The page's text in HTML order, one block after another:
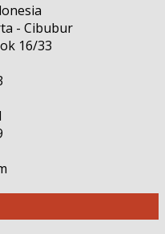
- Cibubur
16/33